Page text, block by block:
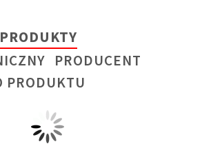
PRODUCENT
PRODUKTU